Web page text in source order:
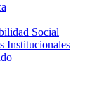
Social
Institucionales